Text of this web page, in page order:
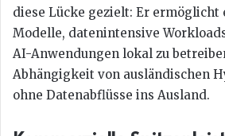
diese Lücke gezielt: Er ermöglicht
Modelle, datenintensive
AI-Anwendungen lokal zu
Abhängigkeit von ausländischen
ohne Datenabflüsse ins Ausland.